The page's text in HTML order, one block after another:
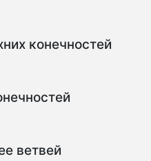
конечностей
ветвей